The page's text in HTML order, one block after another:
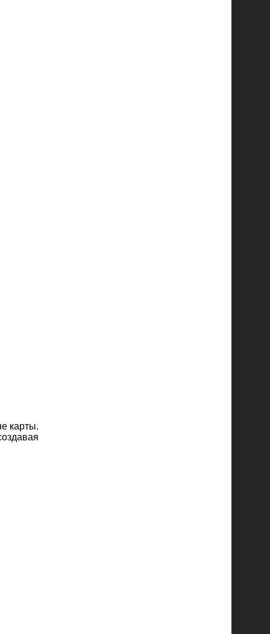
карты.